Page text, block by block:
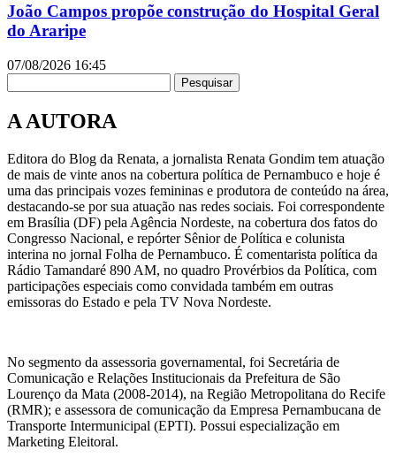
João Campos propõe construção do Hospital Geral
do Araripe
07/08/2026 16:45
Pesquisar
A AUTORA
Editora do Blog da Renata, a jornalista Renata Gondim tem atuação
de mais de vinte anos na cobertura política de Pernambuco e hoje é
uma das principais vozes femininas e produtora de conteúdo na área,
destacando-se por sua atuação nas redes sociais. Foi correspondente
em Brasília (DF) pela Agência Nordeste, na cobertura dos fatos do
Congresso Nacional, e repórter Sênior de Política e colunista
interina no jornal Folha de Pernambuco. É comentarista política da
Rádio Tamandaré 890 AM, no quadro Provérbios da Política, com
participações especiais como convidada também em outras
emissoras do Estado e pela TV Nova Nordeste.
No segmento da assessoria governamental, foi Secretária de
Comunicação e Relações Institucionais da Prefeitura de São
Lourenço da Mata (2008-2014), na Região Metropolitana do Recife
(RMR); e assessora de comunicação da Empresa Pernambucana de
Transporte Intermunicipal (EPTI). Possui especialização em
Marketing Eleitoral.